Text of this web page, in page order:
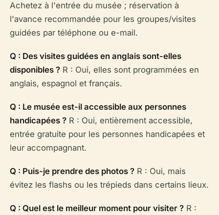
Achetez à l'entrée du musée ; réservation à
l'avance recommandée pour les groupes/visites
guidées par téléphone ou e-mail.
Q : Des visites guidées en anglais sont-elles
disponibles ? R : Oui, elles sont programmées en
anglais, espagnol et français.
Q : Le musée est-il accessible aux personnes
handicapées ? R : Oui, entièrement accessible,
entrée gratuite pour les personnes handicapées et
leur accompagnant.
Q : Puis-je prendre des photos ? R : Oui, mais
évitez les flashs ou les trépieds dans certains lieux.
Q : Quel est le meilleur moment pour visiter ? R :